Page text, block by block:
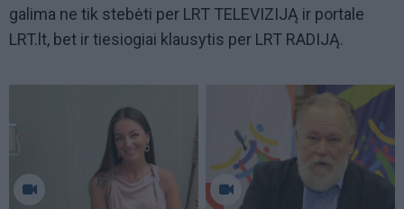
galima ne tik stebėti per LRT TELEVIZIJĄ ir portale
LRT.lt, bet ir tiesiogiai klausytis per LRT RADIJĄ.